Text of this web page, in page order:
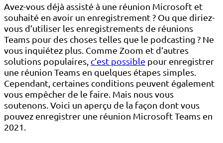
Avez-vous déjà assisté à une réunion Microsoft et
souhaité en avoir un enregistrement ? Ou que diriez-
vous d’utiliser les enregistrements de réunions
Teams pour des choses telles que le podcasting ? Ne
vous inquiétez plus. Comme Zoom et d’autres
solutions populaires, c’est possible pour enregistrer
une réunion Teams en quelques étapes simples.
Cependant, certaines conditions peuvent également
vous empêcher de le faire. Mais nous vous
soutenons. Voici un aperçu de la façon dont vous
pouvez enregistrer une réunion Microsoft Teams en
2021.